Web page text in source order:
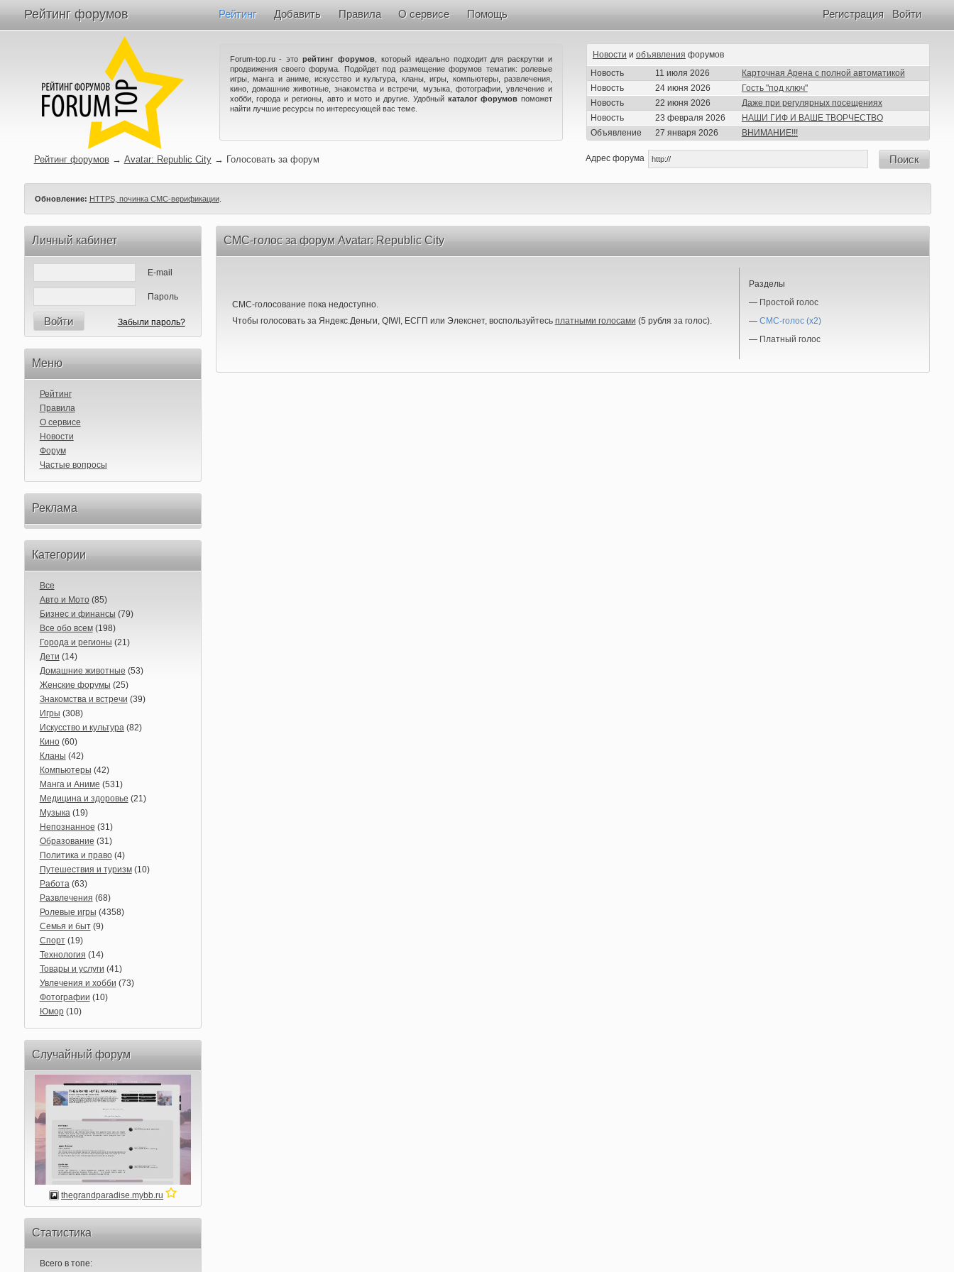
Рейтинг форумов Рейтинг Добавить Правила О сервисе Помощь Войти
Регистрация
Forum-top.ru - эторейтинг форумов , который идеально подходит для раскрутки и
продвижения своего форума. Подойдет под размещение форумов тематик: ролевые
игры, манга и аниме, искусство и культура, кланы, игры, компьютеры, развлечения,
кино, домашние животные, знакомства и встречи, музыка, фотографии, увлечение и
хобби, города и регионы, авто и мото и другие. Удобный каталог форумов поможет
найти лучшие ресурсы по интересующей вас теме.
Новости и объявления форумов
Новость
11 июля 2026
Карточная Арена с полной автоматикой
Новость
24 июня 2026
Гость "под ключ"
Новость
22 июня 2026
Даже при регулярных посещениях
Новость
23 февраля 2026
НАШИ ГИФ И ВАШЕ ТВОРЧЕСТВО
Объявление
27 января 2026 ВНИМАНИЕ!!!
Адрес форума Поиск
Рейтинг форумов → Avatar: Republic City → Голосовать за форум
Обновление: HTTPS, починка СМС-верификации.
Личный кабинет
E-mail
Пароль
Войти Забыли пароль?
Меню
Рейтинг
Правила
О сервисе
Новости
Форум
Частые вопросы
Реклама
Категории
Все
Авто и Мото(85)
Бизнес и финансы (79)
Все обо всем(198)
Города и регионы (21)
Дети (14)
Домашние животные (53)
Женские форумы (25)
Знакомства и встречи (39)
Игры (308)
Искусство и культура(82)
Кино(60)
Кланы (42)
Компьютеры (42)
Манга и Аниме (531)
Медицина и здоровье (21)
Музыка(19)
Непознанное (31)
Образование (31)
Политика и право(4)
Путешествия и туризм(10)
Работа(63)
Развлечения (68)
Ролевые игры (4358)
Семья и быт(9)
Спорт(19)
Технология (14)
Товары и услуги (41)
Увлечения и хобби (73)
Фотографии (10)
Юмор(10)
Случайный форум
thegrandparadise.mybb.ru
Статистика
Всего в топе:
СМС-голос за форум Avatar: Republic City
СМС-голосование пока недоступно.
Чтобы голосовать за Яндекс.Деньги, QIWI, ЕСГП или Элекснет, воспользуйтесь платными голосами (5 рубля за голос).
Разделы
— Простой голос
— СМС-голос (x2)
— Платный голос